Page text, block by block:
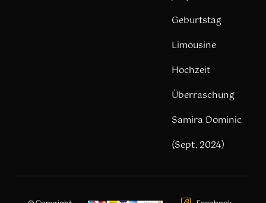
Geburtstag
Limousine
Hochzeit
Überraschung
Samira Dominic
(Sept. 2024)